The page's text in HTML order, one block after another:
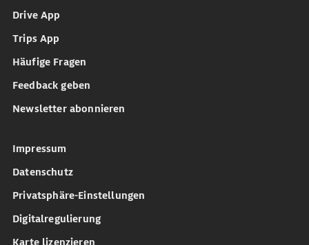
Drive App
Trips App
Häufige Fragen
Feedback geben
Newsletter abonnieren
Impressum
Datenschutz
Privatsphäre-Einstellungen
Digitalregulierung
Karte lizenzieren